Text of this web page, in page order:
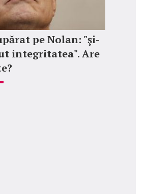
pe Nolan: "şi-
integritatea". Are